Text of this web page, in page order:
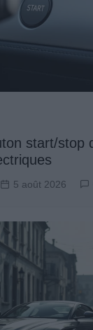
start/stop
5 août 2026